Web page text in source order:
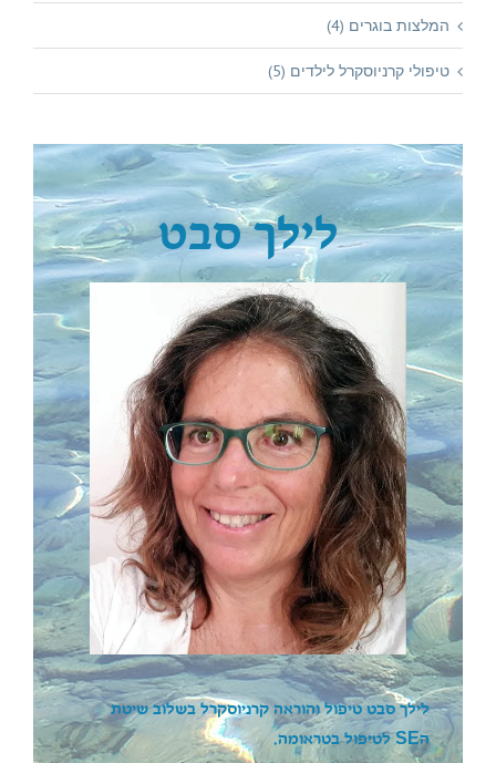
המלצות בוגרים (4)
טיפולי קרניוסקרל לילדים (5)
לילך סבט
לילך סבט טיפול והוראה קרניוסקרל בשלוב שיטת
הSEלטיפול בטראומה.